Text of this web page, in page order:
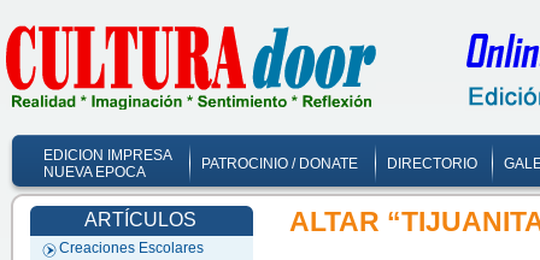
EDICION IMPRESA
NUEVA EPOCA
PATROCINIO / DONATE DIRECTORIO
ARTÍCULOS
Creaciones Escolares
ALTAR